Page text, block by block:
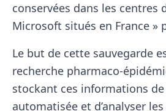
conservées dans les centres
Microsoft situés en France »
Le but de cette sauvegarde
recherche pharmaco-
stockant ces informations
automatisée et d’analyser